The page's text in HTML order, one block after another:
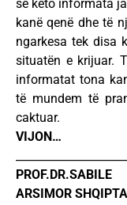
se këto informata
kanë qenë dhe të
ngarkesa tek disa
situatën e krijuar.
informatat tona
të mundem të
caktuar.
VIJON…
ARSIMOR